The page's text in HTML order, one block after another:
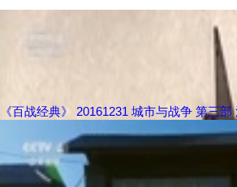
《百战经典》 20161231 城市与战争 第三部